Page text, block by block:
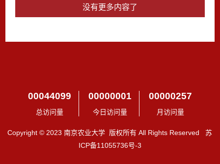
没有更多内容了
00044099
总访问量
00000001
今日访问量
00000257
月访问量
Copyright © 2023 南京农业大学 版权所有 All Rights Reserved 苏
ICP备11055736号-3